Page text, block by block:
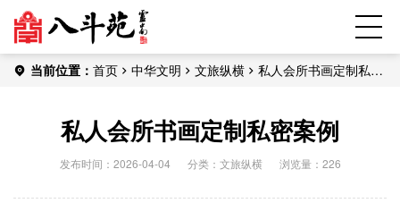
当前位置： 首页 中华文明 文旅纵横
私人会所书画定制私密
私人会所书画定制私密案例
发布时间：2026-04-04 分类： 文旅纵横 浏览量：226